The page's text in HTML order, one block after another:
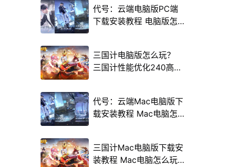
代号：云端电脑版PC端
下载安装教程 电脑版怎
三国计电脑版怎么玩？
三国计性能优化240高帧
代号：云端Mac电脑版下
载安装教程 Mac电脑怎
三国计Mac电脑版下载安
装教程 Mac电脑怎么玩